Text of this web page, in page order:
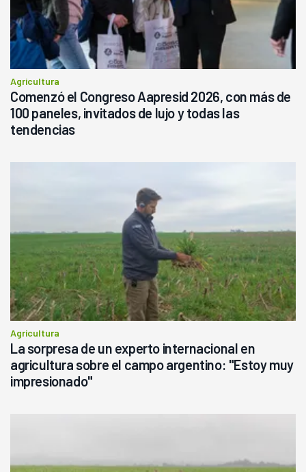
Agricultura
Comenzó el Congreso Aapresid 2026, con más de
100 paneles, invitados de lujo y todas las
tendencias
Agricultura
La sorpresa de un experto internacional en
agricultura sobre el campo argentino: "Estoy muy
impresionado"